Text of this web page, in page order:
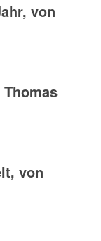
von
von